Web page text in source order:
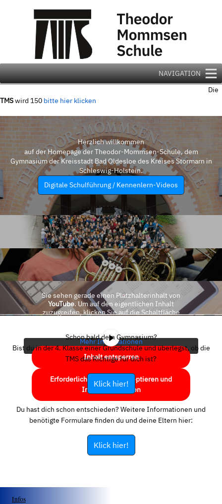
NAVIGATION
Die
TMSwird 150 bitte hier klicken
Herzlich willkommen
auf der Homepage der Theodor-Mommsen-Schule, dem
Gymnasium der Kreisstadt Bad Oldesloe des Kreises Stormarn in
Schleswig-Holstein.
Digitale Schulführung / Kennenlern-Videos
Sie sehen gerade einen Platzhalterinhalt von
YouTube. Um auf den eigentlichen Inhalt
zuzugreifen, klicken Sie auf die Schaltfläche
Mehr Informationen
Inhalt entsperren
Erforderlichen Service akzeptieren und
Inhalte entsperren
Schon bald dein Gymnasium?
Bist du in der 4. Klasse einer Grundschule und überlegst, ob die
TMS das Richtige für dich ist?
Klick hier!
Du hast dich schon entschieden? Weitere Informationen und
benötigte Formulare finden du und deine Eltern hier:
Klick hier!
Infos